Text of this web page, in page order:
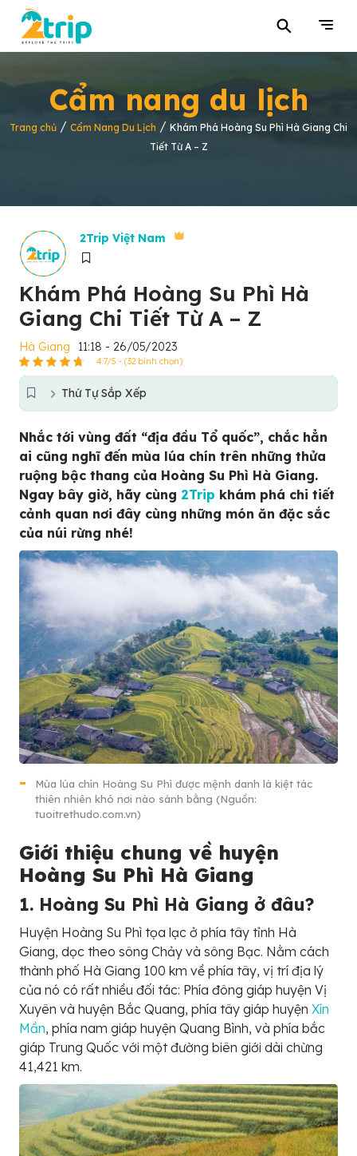
⚲
Cẩm nang du lịch
Trang chủ / Cẩm Nang Du Lịch / Khám Phá Hoàng Su Phì Hà Giang Chi
Tiết Từ A – Z
2Trip Việt Nam
Khám Phá Hoàng Su Phì Hà
Giang Chi Tiết Từ A – Z
Hà Giang 11:18 - 26/05/2023
4.7/5 - (32 bình chọn)
Thứ Tự Sắp Xếp
Nhắc tới vùng đất “địa đầu Tổ quốc”, chắc hẳn
ai cũng nghĩ đến mùa lúa chín trên những thửa
ruộng bậc thang của Hoàng Su Phì Hà Giang.
Ngay bây giờ, hãy cùng 2Trip khám phá chi tiết
cảnh quan nơi đây cùng những món ăn đặc sắc
của núi rừng nhé!
Mùa lúa chín Hoàng Su Phì được mệnh danh là kiệt tác
thiên nhiên khó nơi nào sánh bằng (Nguồn:
tuoitrethudo.com.vn)
Giới thiệu chung về huyện
Hoàng Su Phì Hà Giang
1. Hoàng Su Phì Hà Giang ở đâu?
Huyện Hoàng Su Phì tọa lạc ở phía tây tỉnh Hà
Giang, dọc theo sông Chảy và sông Bạc. Nằm cách
thành phố Hà Giang 100 km về phía tây, vị trí địa lý
của nó có rất nhiều đối tác: Phía đông giáp huyện Vị
Xuyên và huyện Bắc Quang, phía tây giáp huyện Xín
Mần, phía nam giáp huyện Quang Bình, và phía bắc
giáp Trung Quốc với một đường biên giới dài chừng
41,421 km.